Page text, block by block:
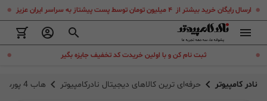
ارسال رایگان خرید بیشتر از ۴ میلیون تومان توسط پست پیشتاز به سراسر ایران عزیز
.
ثبت نام کن و با اولین خریدت کد تخفیف جایزه بگیر .
نادر کامپیوتر حرفه‌ای ترین کالاهای دیجیتال نادرکامپیوتر هاب 4 پورت USB2.0 فرانت Faranet FN-U2H400